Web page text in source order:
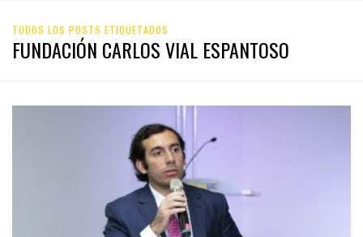
TODOS LOS POSTS ETIQUETADOS
FUNDACIÓN CARLOS VIAL ESPANTOSO